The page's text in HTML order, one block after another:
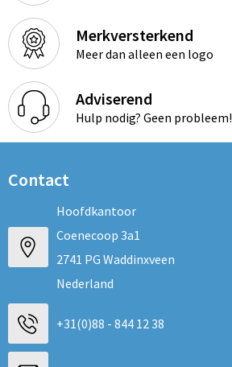
Merkversterkend
Meer dan alleen een logo
Adviserend
Hulp nodig? Geen probleem!
Contact
Hoofdkantoor
Coenecoop 3a1
2741 PG Waddinxveen
Nederland
+31(0)88 - 844 12 38